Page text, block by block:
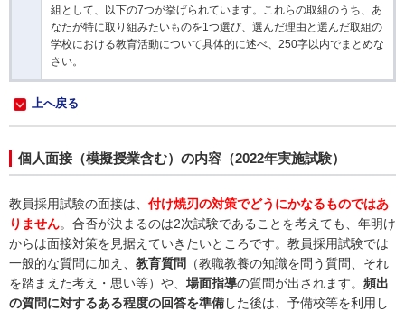
組として、以下の7つが挙げられています。これらの取組のうち、あ
なたが特に取り組みたいものを1つ選び、選んだ理由と選んだ取組の
学校における教育活動について具体的に述べ、250字以内でまとめな
さい。
上へ戻る
個人面接（模擬授業含む）の内容（2022年実施試験）
教員採用試験の面接は、 付け焼刃の対策でどうにかなるものではあ
りません。合否が決まるのは2次試験であることを考えても、年明け
からは面接対策を見据えていきたいところです。教員採用試験では
一般的な質問に加え、 教育質問
（教職教養の知識を問う質問、それ
を踏まえた考え・思い等）や、 場面指導の質問が出されます。 頻出
の質問に対するある程度の回答を準備した後は、予備校等を利用し